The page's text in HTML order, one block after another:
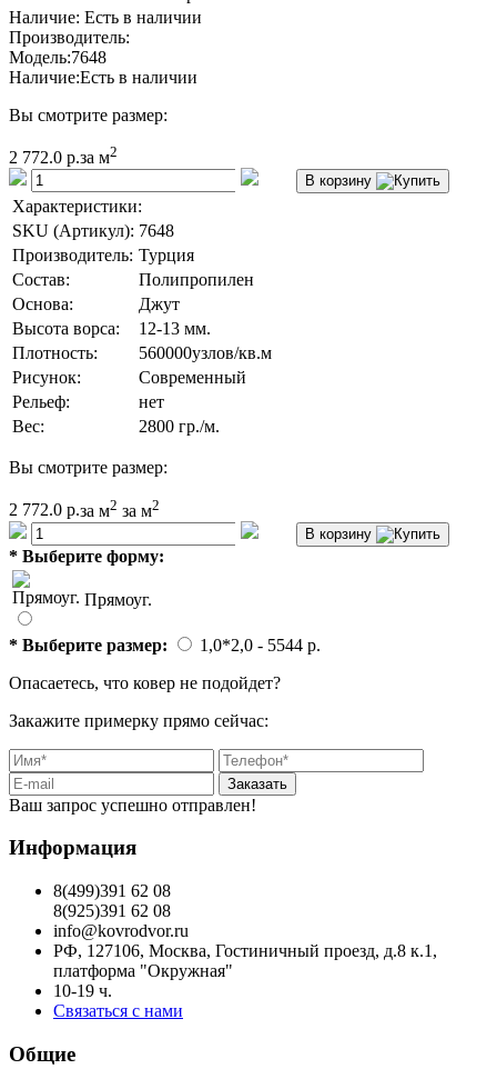
Наличие: Есть в наличии
Производитель:
Модель:7648
Наличие:Есть в наличии
Вы смотрите размер:
2 772.0 р.за м2
В корзину
Характеристики:
SKU (Артикул): 7648
Производитель: Турция
Состав:
Полипропилен
Основа:
Джут
Высота ворса:
12-13 мм.
Плотность:
560000узлов/кв.м
Рисунок:
Современный
Рельеф:
нет
Вес:
2800 гр./м.
Вы смотрите размер:
2 772.0 р.за м2 за м2
В корзину
* Выберите форму:
Прямоуг.
* Выберите размер: 1,0*2,0 - 5544 p.
Опасаетесь, что ковер не подойдет?
Закажите примерку прямо сейчас:
Заказать
Ваш запрос успешно отправлен!
Информация
8(499)391 62 08
8(925)391 62 08
info@kovrodvor.ru
РФ, 127106, Москва, Гостиничный проезд, д.8 к.1,
платформа "Окружная"
10-19 ч.
Связаться с нами
Общие